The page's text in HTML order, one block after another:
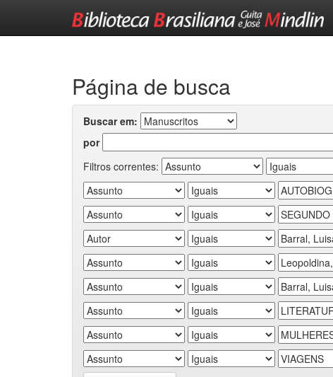
Página de busca
Buscar em:
por
Filtros correntes: